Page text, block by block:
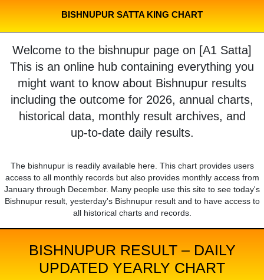
BISHNUPUR SATTA KING CHART
Welcome to the bishnupur page on [A1 Satta]
This is an online hub containing everything you
might want to know about Bishnupur results
including the outcome for 2026, annual charts,
historical data, monthly result archives, and
up-to-date daily results.
The bishnupur is readily available here. This chart provides users
access to all monthly records but also provides monthly access from
January through December. Many people use this site to see today's
Bishnupur result, yesterday's Bishnupur result and to have access to
all historical charts and records.
BISHNUPUR RESULT – DAILY
UPDATED YEARLY CHART